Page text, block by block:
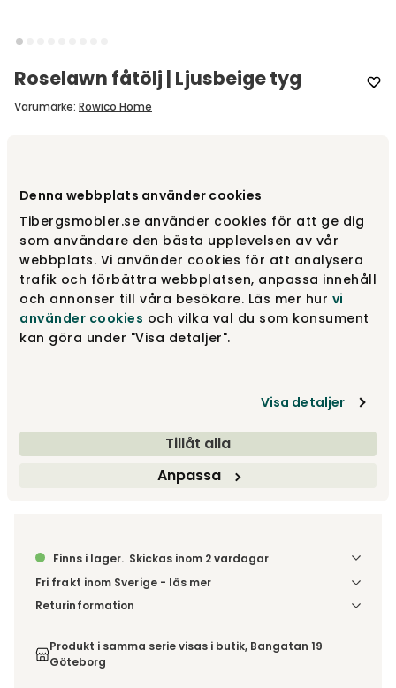
Denna webbplats använder cookies
Tibergsmobler.se använder cookies för att ge dig
som användare den bästa upplevelsen av vår
webbplats. Vi använder cookies för att analysera
trafik och förbättra webbplatsen, anpassa innehåll
och annonser till våra besökare. Läs mer hur vi
använder cookies och vilka val du som konsument
kan göra under "Visa detaljer".
Visa detaljer
Tillåt alla
Anpassa
Roselawn fåtölj | Ljusbeige tyg
Varumärke: Rowico Home
Ljusbeige tyg
Finns i lager
Beige tyg
5 495 kr
Finns i lager
Fri frakt över 1.500 kr Prisgaranti
Finns i lager. Skickas inom 2 vardagar
Fri frakt inom Sverige - läs mer
Denna vara skickas till din port/tomtgräns. Innan leverans
ordern tillsammans.
Returinformation
order, enligt distansavtalslagen.
Produkt i samma serie visas i butik, Bangatan 19
Göteborg